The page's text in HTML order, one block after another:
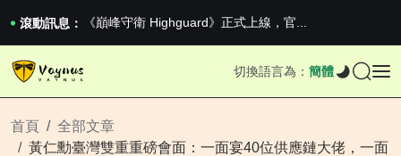
滾動訊息：
《巔峰守衛 Highguard》正式上線，官...
男生找物件最重要的是什麼？太真實了
《巔峰守衛 Highguard》正式上線，官...
切換語言為： 簡體
首頁
全部文章
黃仁勳臺灣雙重重磅會面：一面宴40位供應鏈大佬，一面